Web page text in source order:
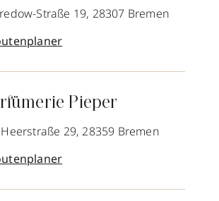
Straße 19, 28307 Bremen
Pieper
29, 28359 Bremen